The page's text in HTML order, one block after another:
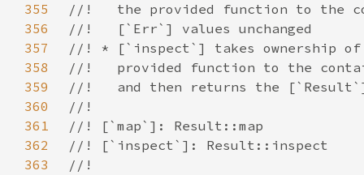
355
356
357
358
359
360
361
362
363